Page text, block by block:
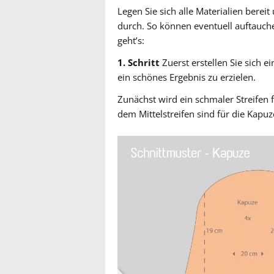
Legen Sie sich alle Materialien
durch. So können eventuell
geht’s:
1. Schritt Zuerst erstellen Sie sich
ein schönes Ergebnis zu erzielen.
Zunächst wird ein schmaler
dem Mittelstreifen sind für die